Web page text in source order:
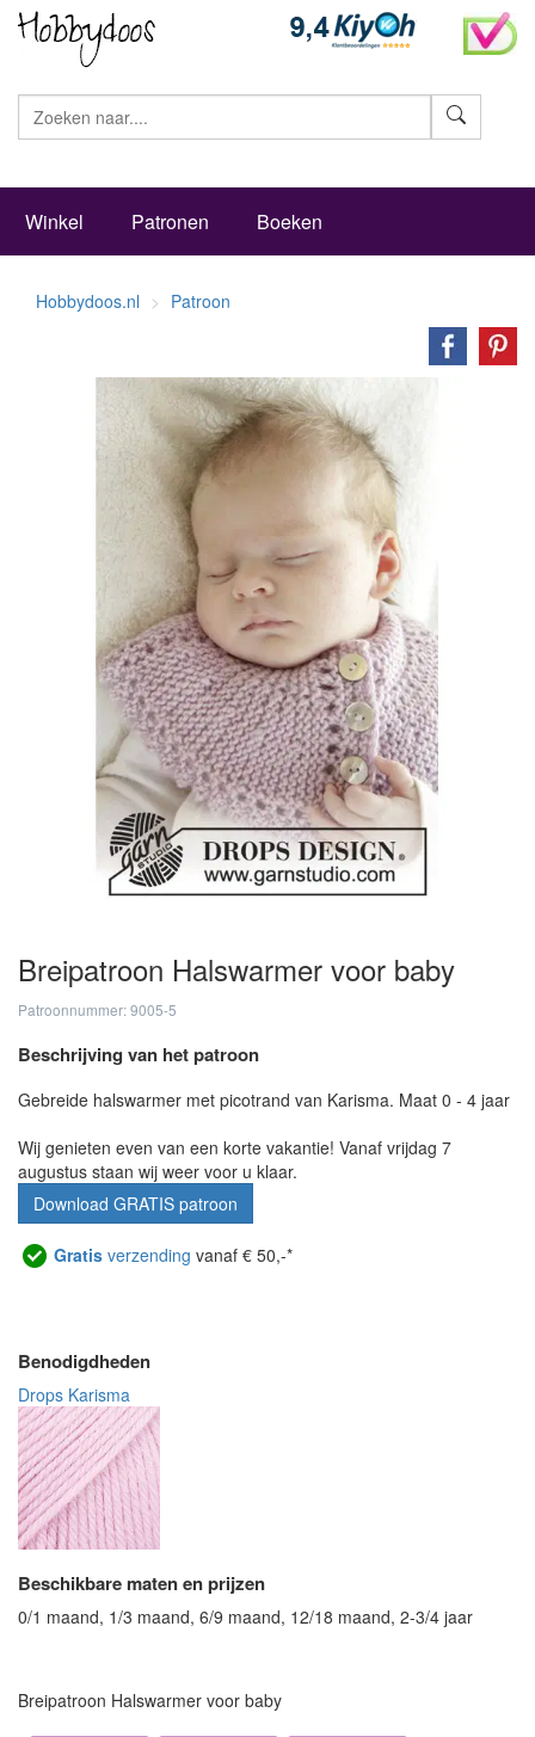
Winkel Patronen Boeken
Hobbydoos.nl Patroon
Breipatroon Halswarmer voor baby
Patroonnummer: 9005-5
Beschrijving van het patroon
Gebreide halswarmer met picotrand van Karisma. Maat 0 - 4 jaar
Wij genieten even van een korte vakantie! Vanaf vrijdag 7
augustus staan wij weer voor u klaar.
Download GRATIS patroon
Gratis verzending vanaf € 50,-*
Benodigdheden
Drops Karisma
Beschikbare maten en prijzen
0/1 maand, 1/3 maand, 6/9 maand, 12/18 maand, 2-3/4 jaar
Breipatroon Halswarmer voor baby